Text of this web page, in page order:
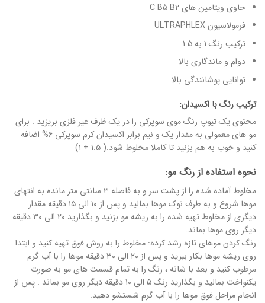
حاوی ویتامین های C B5 B2
فرمولاسیون ULTRAPHLEX
ترکیب رنگ 1 به 1.5
دوام و ماندگاری بالا
توانایی پوشانندگی بالا
ترکیب رنگ با اکسیدان:
محتوی یک تیوپ رنگ موی سوپرکی را در یک ظرف غیر فلزی بریزید . برای
مو های معمولی به مقدار یک و نیم برابر اکسیدان کرم سوپرکی ۶% اضافه
کنید و خوب به هم بزنید تا کاملا مخلوط شود.( ۱.۵ + ۱)
نحوه استفاده از رنگ مو:
مخلوط آماده شده را از پشت سر و به فاصله ۳ سانتی متر مانده به انتهای
موها شروع و به طرف نوک موها بمالید و پس از ۱۰ الی ۱۵ دقیقه مقدار
دیگری از مخلوط تهیه شده را به ریشه مو بزنید و بگذارید ۲۰ الی ۳۰ دقیقه
دیگر روی موها بماند.
رنگ کردن موهای تازه رشد کرده: مخلوط را به روش فوق تهیه کنید و ابتدا
روی ریشه موها بکار ببرید و پس از ۲۰ الی ۳۰ دقیقه موها را با آب گرم
مرطوب کنید و بعد با شانه ، رنگ را به تمام قسمت های مو به صورت
یکنواخت بمالید و بگذارید رنگ ۵ الی ۱۰ دقیقه دیگر روی مو بماند . پس از
انجام مراحل فوق موها را با آب گرم شستشو دهید.